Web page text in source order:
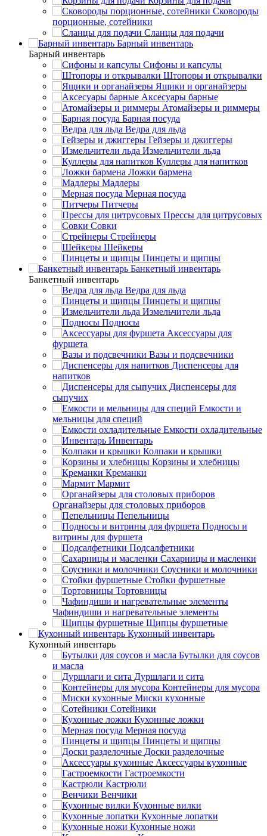
Сковороды
порционные, сотейники
Сланцы для подачи
Барный инвентарь
Барный инвентарь
Сифоны и капсулы
Штопоры и открывалки
Ящики и органайзеры
Аксесуары барные
Атомайзеры и риммеры
Барная посуда
Ведра для льда
Гейзеры и джиггеры
Измельчители льда
Куллеры для напитков
Ложки бармена
Мадлеры
Мерная посуда
Питчеры
Прессы для цитрусовых
Совки
Стрейнеры
Шейкеры
Пинцеты и щипцы
Банкетный инвентарь
Банкетный инвентарь
Ведра для льда
Пинцеты и щипцы
Измельчители льда
Подносы
Аксессуары для
фуршета
Вазы и подсвечники
Диспенсеры для
напитков
Диспенсеры для
сыпучих
Емкости и
мельницы для специй
Емкости охладительные
Инвентарь
Колпаки и крышки
Корзины и хлебницы
Креманки
Мармит
Органайзеры для столовых приборов
Пепельницы
Подносы и
витрины для фуршета
Подсалфетники
Сахарницы и масленки
Соусники и молочники
Стойки фуршетные
Тортовницы
Чафиндиши и нагревательные элементы
Щипцы фуршетные
Кухонный инвентарь
Кухонный инвентарь
Бутылки для соусов
и масла
Дуршлаги и сита
Контейнеры для мусора
Миски кухонные
Сотейники
Кухонные ложки
Мерная посуда
Пинцеты и щипцы
Доски разделочные
Аксессуары кухонные
Гастроемкости
Кастрюли
Венчики
Кухонные вилки
Кухонные лопатки
Кухонные ножи